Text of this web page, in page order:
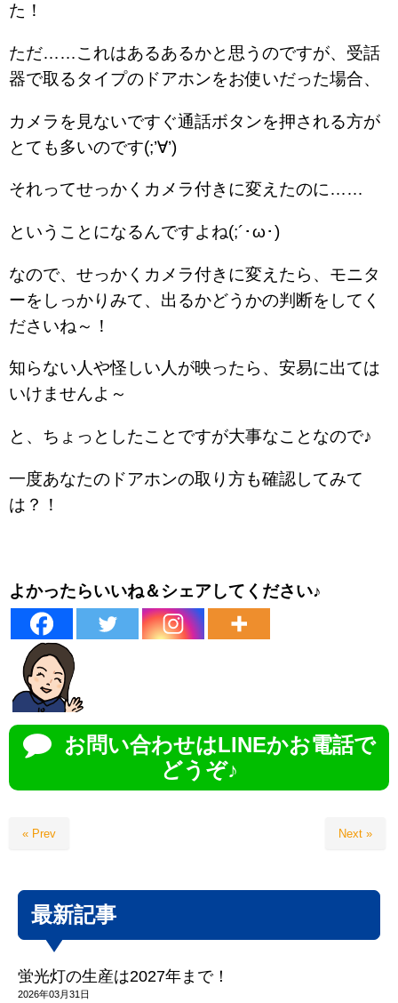
た！
ただ……これはあるあるかと思うのですが、受話
器で取るタイプのドアホンをお使いだった場合、
カメラを見ないですぐ通話ボタンを押される方が
とても多いのです(;’∀’)
それってせっかくカメラ付きに変えたのに……
ということになるんですよね(;´･ω･)
なので、せっかくカメラ付きに変えたら、モニタ
ーをしっかりみて、出るかどうかの判断をしてく
ださいね～！
知らない人や怪しい人が映ったら、安易に出ては
いけませんよ～
と、ちょっとしたことですが大事なことなので♪
一度あなたのドアホンの取り方も確認してみて
は？！
よかったらいいね＆シェアしてください♪
お問い合わせはLINEかお電話で
どうぞ♪
« Prev Next »
最新記事
蛍光灯の生産は2027年まで！
2026年03月31日